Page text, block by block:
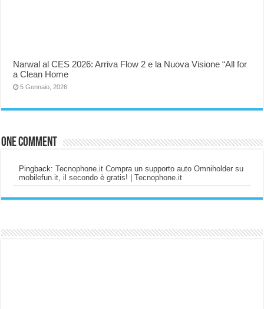
Narwal al CES 2026: Arriva Flow 2 e la Nuova Visione “All for
a Clean Home
5 Gennaio, 2026
One comment
Pingback:Tecnophone.it Compra un supporto auto Omniholder su
mobilefun.it, il secondo è gratis! | Tecnophone.it